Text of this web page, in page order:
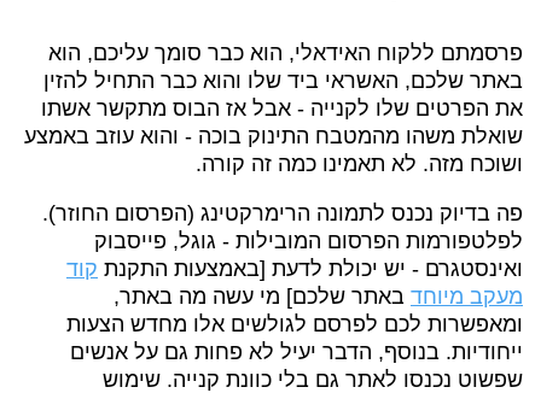
פרסמתם ללקוח האידאלי, הוא כבר סומך עליכם, הוא
באתר שלכם, האשראי ביד שלו והוא כבר התחיל להזין
את הפרטים שלו לקנייה - אבל אז הבוס מתקשר אשתו
שואלת משהו מהמטבח התינוק בוכה - והוא עוזב באמצע
ושוכח מזה. לא תאמינו כמה זה קורה.
פה בדיוק נכנס לתמונה הרימרקטינג (הפרסום החוזר).
לפלטפורמות הפרסום המובילות - גוגל, פייסבוק
ואינסטגרם - יש יכולת לדעת [באמצעות התקנת קוד
מעקב מיוחד באתר שלכם] מי עשה מה באתר,
ומאפשרות לכם לפרסם לגולשים אלו מחדש הצעות
ייחודיות. בנוסף, הדבר יעיל לא פחות גם על אנשים
שפשוט נכנסו לאתר גם בלי כוונת קנייה. שימוש